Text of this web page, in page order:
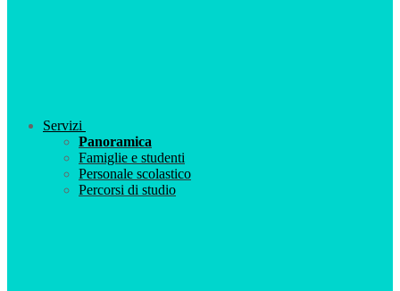
Servizi
Panoramica
Famiglie e studenti
Personale scolastico
Percorsi di studio